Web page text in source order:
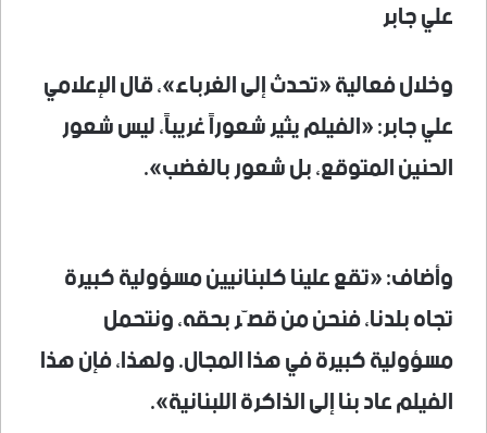
علي جابر
وخلال فعالية «تحدث إلى الغرباء»، قال الإعلامي
علي جابر: «الفيلم يثير شعوراً غريباً، ليس شعور
الحنين المتوقع، بل شعور بالغضب».
وأضاف: «تقع علينا كلبنانيين مسؤولية كبيرة
تجاه بلدنا، فنحن من قصّر بحقه، ونتحمل
مسؤولية كبيرة في هذا المجال. ولهذا، فإن هذا
الفيلم عاد بنا إلى الذاكرة اللبنانية».